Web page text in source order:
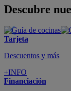
Descubre
Tarjeta
Descuentos y más
+INFO
Financiación